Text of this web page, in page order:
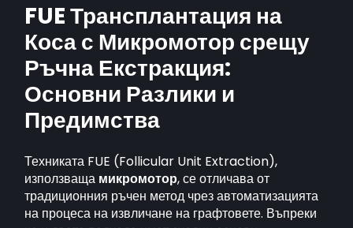
FUE Трансплантация на
Коса с Микромотор срещу
Ръчна Екстракция:
Основни Разлики и
Предимства
Техниката FUE (Follicular Unit Extraction),
използваща микромотор, се отличава от
традиционния ръчен метод чрез автоматизацията
на процеса на извличане на графтовете. Въпреки